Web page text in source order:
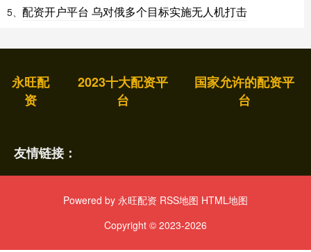
5、 配资开户平台 乌对俄多个目标实施无人机打击
永旺配
资
2023十大配资平
台
国家允许的配资平
台
友情链接：
Powered by 永旺配资 RSS地图 HTML地图
Copyright © 2023-2026